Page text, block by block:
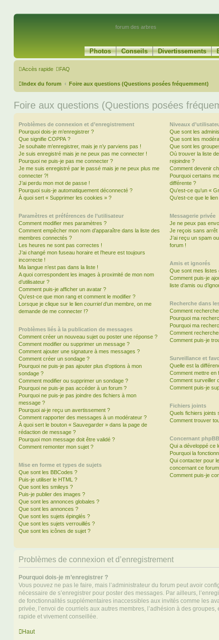
forum des arbres
Photos Conseils Divertissements
Accès rapide FAQ
Index du forum Foire aux questions (Questions posées fréquemment)
Foire aux questions (Questions posées
Problèmes de connexion et d’enregistrement
Pourquoi dois-je m’enregistrer ?
Que signifie COPPA ?
Je souhaite m’enregistrer, mais je n’y parviens pas !
Je suis enregistré mais je ne peux pas me connecter !
Pourquoi ne puis-je pas me connecter ?
Je me suis enregistré par le passé mais je ne peux plus me
connecter ?!
J’ai perdu mon mot de passe !
Pourquoi suis-je automatiquement déconnecté ?
À quoi sert « Supprimer les cookies » ?
Paramètres et préférences de l’utilisateur
Comment modifier mes paramètres ?
Comment empêcher mon nom d’apparaître dans la liste des
membres connectés ?
Les heures ne sont pas correctes !
J’ai changé mon fuseau horaire et l’heure est toujours
incorrecte !
Ma langue n’est pas dans la liste !
A quoi correspondent les images à proximité de mon nom
d’utilisateur ?
Comment puis-je afficher un avatar ?
Qu’est-ce que mon rang et comment le modifier ?
Lorsque je clique sur le lien courrield’un membre, on me
demande de me connecter !?
Problèmes liés à la publication de messages
Comment créer un nouveau sujet ou poster une réponse ?
Comment modifier ou supprimer un message ?
Comment ajouter une signature à mes messages ?
Comment créer un sondage ?
Pourquoi ne puis-je pas ajouter plus d’options à mon
sondage ?
Comment modifier ou supprimer un sondage ?
Pourquoi ne puis-je pas accéder à un forum ?
Pourquoi ne puis-je pas joindre des fichiers à mon
message ?
Pourquoi ai-je reçu un avertissement ?
Comment rapporter des messages à un modérateur ?
À quoi sert le bouton « Sauvegarder » dans la page de
rédaction de message ?
Pourquoi mon message doit être validé ?
Comment remonter mon sujet ?
Mise en forme et types de sujets
Que sont les BBCodes ?
Puis-je utiliser le HTML ?
Que sont les smileys ?
Puis-je publier des images ?
Que sont les annonces globales ?
Que sont les annonces ?
Que sont les sujets épinglés ?
Que sont les sujets verrouillés ?
Que sont les icônes de sujet ?
Niveaux
Que sont les
Que sont les
Que sont les
Où trouver la liste
rejoindre ?
Comment devenir
Pourquoi certains
différente ?
Qu’est-ce qu’un «
Qu’est-ce que le
Messagerie privée
Je ne peux pas
Je reçois sans arrêt
J’ai reçu un spam
forum !
Amis et ignorés
Que sont mes listes
Comment puis-je
liste d’amis ou
Recherche dans
Comment
Pourquoi ma
Pourquoi ma
Comment
Comment puis-je
Surveillance et
Quelle est la
Comment mettre en
Comment surveiller
Comment puis-je
Fichiers joints
Quels fichiers joints
Comment trouver
Concernant phpBB
Qui a développé ce
Pourquoi la
Qui contacter pour
concernant ce
Comment puis-je
Problèmes de connexion et d’enregistrement
Pourquoi dois-je m’enregistrer ?
Vous pouvez ne pas le faire, mais l’administrateur du forum peut avoir
nécessaire de s’enregistrer pour poster des messages. Par ailleurs,
de fonctionnalités supplémentaires inaccessibles aux invités comme les
privée, l’envoi de courriels aux autres membres, l’adhésion à des groupes,
rapide et vivement conseillée.
Haut